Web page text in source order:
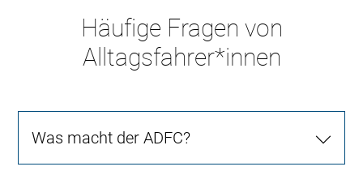
Häufige Fragen von
Alltagsfahrer*innen
Was macht der ADFC?